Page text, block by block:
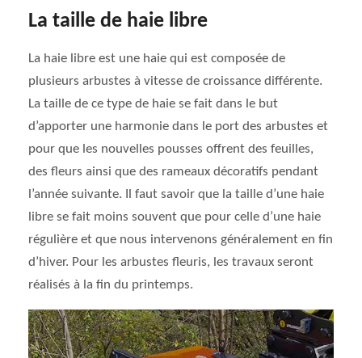
La taille de haie libre
La haie libre est une haie qui est composée de
plusieurs arbustes à vitesse de croissance différente.
La taille de ce type de haie se fait dans le but
d’apporter une harmonie dans le port des arbustes et
pour que les nouvelles pousses offrent des feuilles,
des fleurs ainsi que des rameaux décoratifs pendant
l’année suivante. Il faut savoir que la taille d’une haie
libre se fait moins souvent que pour celle d’une haie
régulière et que nous intervenons généralement en fin
d’hiver. Pour les arbustes fleuris, les travaux seront
réalisés à la fin du printemps.